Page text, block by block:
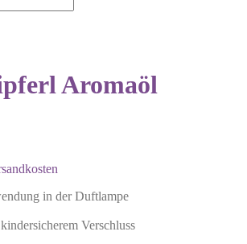
Aromaöl
in der Duftlampe
Verschluss